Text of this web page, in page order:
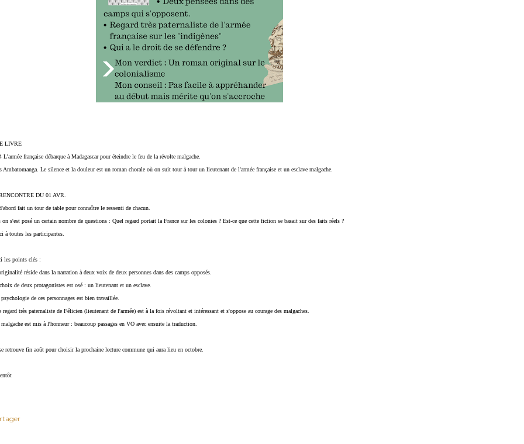
LIVRE
L'armée française débarque à Madagascar pour éteindre le feu de la révolte malgache.
Ambatomanga. Le silence et la douleur est un roman chorale où on suit tour à tour un lieutenant de l'armée française et un esclave malgache.
DU 01 AVR.
fait un tour de table pour connaître le ressenti de chacun.
on s'est posé un certain nombre de questions : Quel regard portait la France sur les colonies ? Est-ce que cette fiction se basait sur des faits réels ?
à toutes les participantes.
les points clés :
réside dans la narration à deux voix de deux personnes dans des camps opposés.
de deux protagonistes est osé : un lieutenant et un esclave.
de ces personnages est bien travaillée.
regard très paternaliste de Félicien (lieutenant de l'armée) est à la fois révoltant et intéressant et s'oppose au courage des malgaches.
est mis à l'honneur : beaucoup passages en VO avec ensuite la traduction.
retrouve fin août pour choisir la prochaine lecture commune qui aura lieu en octobre.